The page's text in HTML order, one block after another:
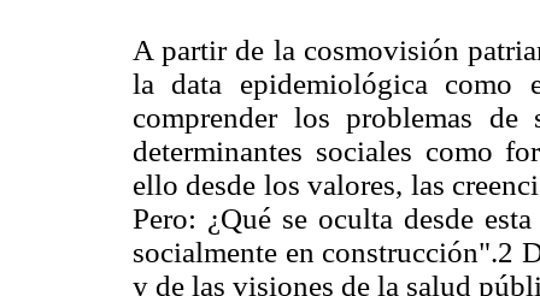
A partir de la cosmovisión
la data epidemiológica como
comprender los problemas
determinantes sociales como
ello desde los valores, las
Pero: ¿Qué se oculta desde
socialmente en construcción".2
y de las visiones de la salud